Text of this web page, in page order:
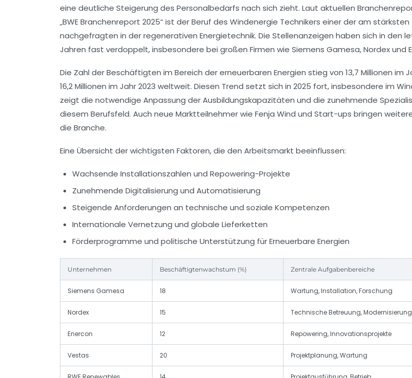
eine deutliche Steigerung des Personalbedarfs nach sich zieht. Laut aktuellen
„BWE Branchenreport 2025“ ist der Beruf des Windenergie Technikers einer der am stärksten
nachgefragten in der regenerativen Energietechnik. Die Stellenanzeigen haben sich in den
Jahren fast verdoppelt, insbesondere bei großen Firmen wie Siemens Gamesa,Nordexund
Die Zahl der Beschäftigten im Bereich der erneuerbaren Energien stieg von 13,7 Millionen im
16,2 Millionen im Jahr 2023 weltweit. Diesen Trend setzt sich in 2025 fort, insbesondere im
zeigt die notwendige Anpassung der Ausbildungskapazitäten und die zunehmende
diesem Berufsfeld. Auch neue Marktteilnehmer wie Fenja Wind und Start-ups bringen
die Branche.
Eine Übersicht der wichtigsten Faktoren, die den Arbeitsmarkt beeinflussen:
Wachsende Installationszahlen und Repowering-Projekte
Zunehmende Digitalisierung und Automatisierung
Steigende Anforderungen an technische und soziale Kompetenzen
Internationale Vernetzung und globale Lieferketten
Förderprogramme und politische Unterstützung für Erneuerbare Energien
Unternehmen Beschäftigtenwachstum (%) Zentrale Aufgabenbereiche
Siemens Gamesa 18 Wartung, Installation, Forschung
Nordex 15 Technische Betreuung, Modernisierung
Enercon 12 Repowering, Innovationsprojekte
Vestas 20 Projektplanung, Wartung